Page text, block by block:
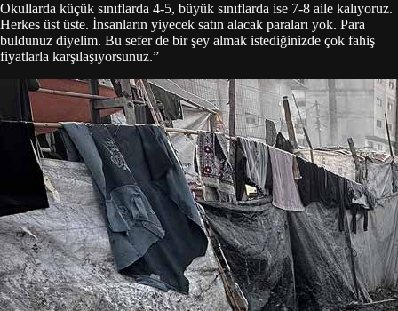
Okullarda küçük sınıflarda 4-5, büyük sınıflarda ise 7-8 aile kalıyoruz.
Herkes üst üste. İnsanların yiyecek satın alacak paraları yok. Para
buldunuz diyelim. Bu sefer de bir şey almak istediğinizde çok fahiş
fiyatlarla karşılaşıyorsunuz.”